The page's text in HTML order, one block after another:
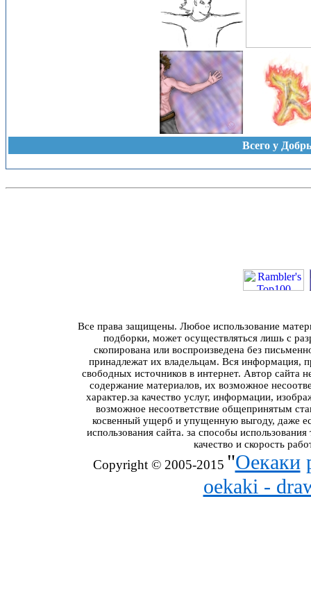
Всего у
Все права защищены. Любое использование
подборки, может осуществляться лишь с
скопирована или воспроизведена без
принадлежат их владельцам. Вся информация,
свободных источников в интернет. Автор сайта
содержание материалов, их возможное
характер.за качество услуг, информации,
возможное несоответствие общепринятым
косвенный ущерб и упущенную выгоду, даже
использования сайта. за способы
качество и скорость
Copyright © 2005-2015 "Оекаки
oekaki -